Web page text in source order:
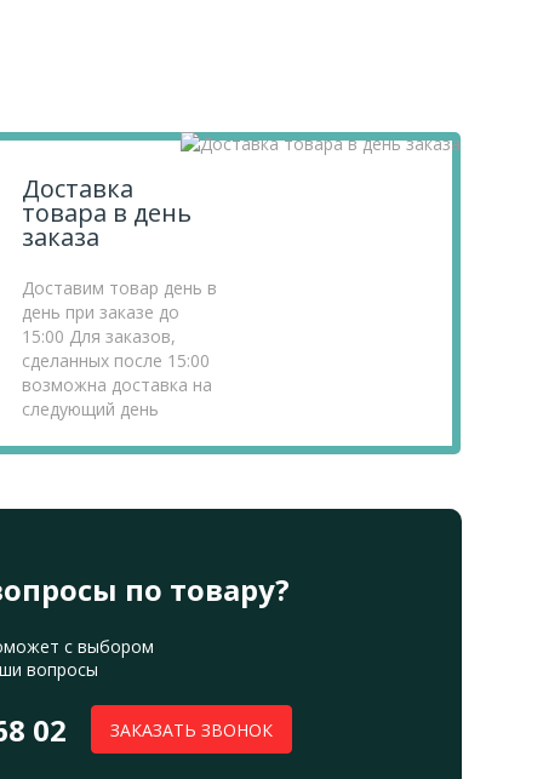
Доставка
товара в день
заказа
Доставим товар день в
день при заказе до
15:00 Для заказов,
сделанных после 15:00
возможна доставка на
следующий день
по товару?
с выбором
вопросы
02 ЗАКАЗАТЬ ЗВОНОК